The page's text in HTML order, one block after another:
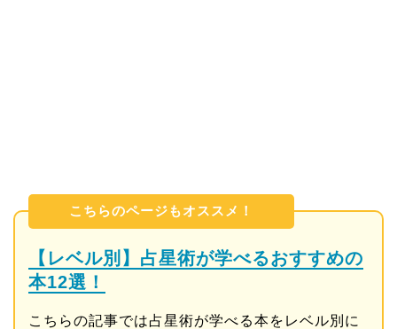
こちらのページもオススメ！
【レベル別】占星術が学べるおすすめの
本12選！
こちらの記事では占星術が学べる本をレベル別に